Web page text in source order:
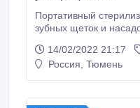
Портативный
зубных щеток и
бактериальный налет
минут, после чего отключается. Работает на
14/02/2022 21:17
Россия, Тюмень